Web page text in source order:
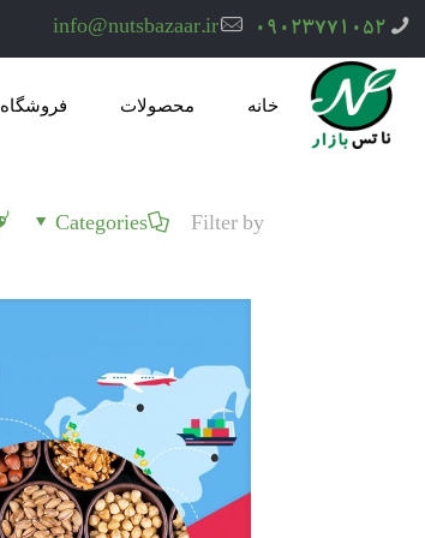
۰۹۰۲۳۷۷۱۰۵۲ info@nutsbazaar.ir
خانه محصولات فروشگاه
Filter by
Categories